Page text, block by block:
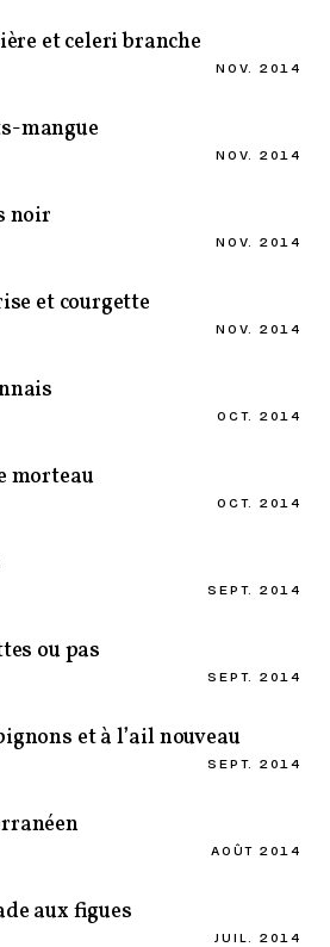
et celeri branche
NOV. 2014
mangue
NOV. 2014
noir
NOV. 2014
et courgette
NOV. 2014
OCT. 2014
morteau
OCT. 2014
SEPT. 2014
ou pas
SEPT. 2014
et à l’ail nouveau
SEPT. 2014
AOÛT 2014
aux figues
JUIL. 2014